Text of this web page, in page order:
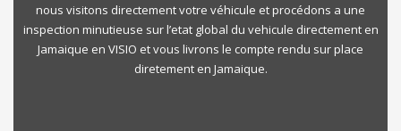
nous visitons directement votre véhicule et procédons a une
inspection minutieuse sur l’etat global du vehicule directement en
Jamaique en VISIO et vous livrons le compte rendu sur place
diretement en Jamaique.